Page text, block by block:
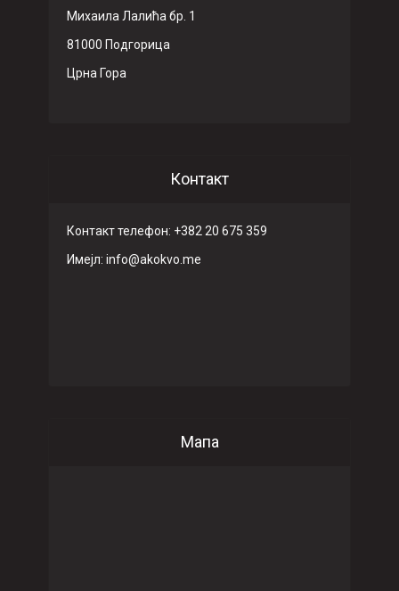
Михаила Лалића бр. 1
81000 Подгорица
Црна Гора
Контакт
Контакт телефон: +382 20 675 359
Имeјл: info@akokvo.me
Мапа